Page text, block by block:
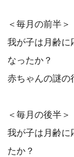
＜毎月の前半
我が子は月齢に
なったか？
赤ちゃんの謎の
＜毎月の後半
我が子は月齢に
たか？